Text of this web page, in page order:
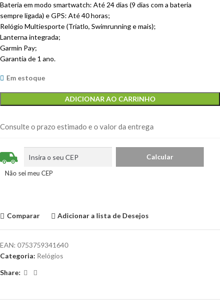
Bateria em modo smartwatch: Até 24 dias (9 dias com a bateria
sempre ligada) e GPS: Até 40 horas;
Relógio Multiesporte (Triatlo, Swimrunning e mais);
Lanterna integrada;
Garmin Pay;
Garantia de 1 ano.
Em estoque
ADICIONAR AO CARRINHO
Consulte o prazo estimado e o valor da entrega
Não sei meu CEP
Comparar Adicionar a lista de Desejos
EAN: 0753759341640
Categoria: Relógios
Share: